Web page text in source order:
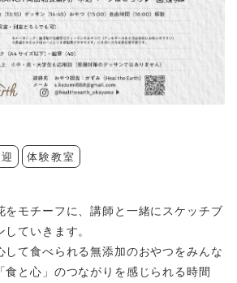
体験教室
をモチーフに、講師と一緒にスケッチブ
ていきます。
して食べられる無添加のおやつをみんな
食と心」のつながりを感じられる時間